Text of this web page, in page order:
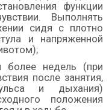
функции
Выполнять
сидя с плотно
и напряженной
более недель (при
после занятия,
и дыхания)
положения